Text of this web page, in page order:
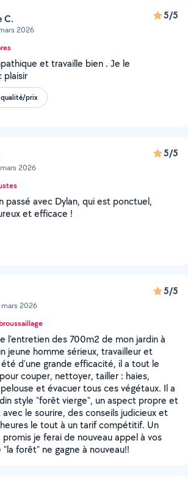
C.
2026
5/5
et travaille bien . Je le
plaisir
prix
2026
5/5
passé avec Dylan, qui est ponctuel,
et efficace !
2026
5/5
l'entretien des 700m2 de mon jardin à
jeune homme sérieux, travailleur et
d'une grande efficacité, il a tout le
couper, nettoyer, tailler : haies,
et évacuer tous ces végétaux. Il a
style "forêt vierge", un aspect propre et
le sourire, des conseils judicieux et
le tout à un tarif compétitif. Un
promis je ferai de nouveau appel à vos
forêt" ne gagne à nouveau!!